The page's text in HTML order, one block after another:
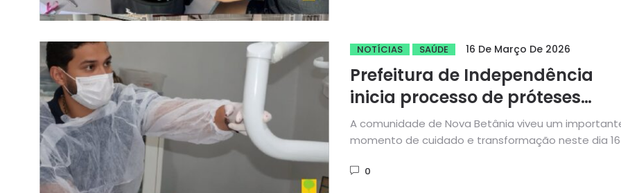
NOTÍCIAS SAÚDE 16 De Março De 2026
Prefeitura de Independência
inicia processo de próteses
dentárias em Nova Betânia
A comunidade de Nova Betânia viveu um
momento de cuidado e transformação neste dia
0